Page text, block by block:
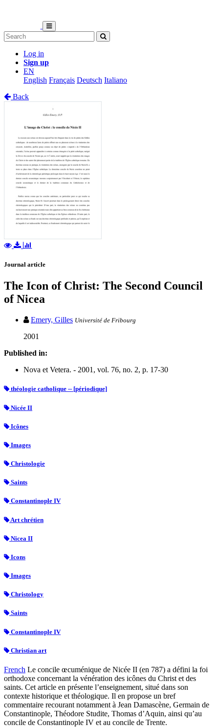
Log in
Sign up
EN
English Français Deutsch Italiano
Back
Journal article
The Icon of Christ: The Second Council
of Nicea
Emery, Gilles Université de Fribourg
2001
Published in:
Nova et Vetera. - 2001, vol. 76, no. 2, p. 17-30
théologie catholique -- [périodique]
Nicée II
Icônes
Images
Christologie
Saints
Constantinople IV
Art chrétien
Nicea II
Icons
Images
Christology
Saints
Constantinople IV
Christian art
French Le concile œcuménique de Nicée II (en 787) a défini la foi
orthodoxe concernant la vénération des icônes du Christ et des
saints. Cet article en présente l’enseignement, situé dans son
contexte historique et théologique. Il en propose un bref
commentaire recourant notamment à Jean Damascène, Germain de
Constantinople, Théodore Studite, Thomas d’Aquin, ainsi qu’au
concile de Constantinople IV et au concile de Trente.